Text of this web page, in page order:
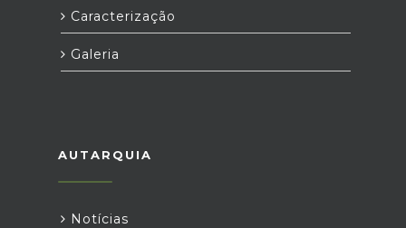
Caracterização
Galeria
AUTARQUIA
Notícias